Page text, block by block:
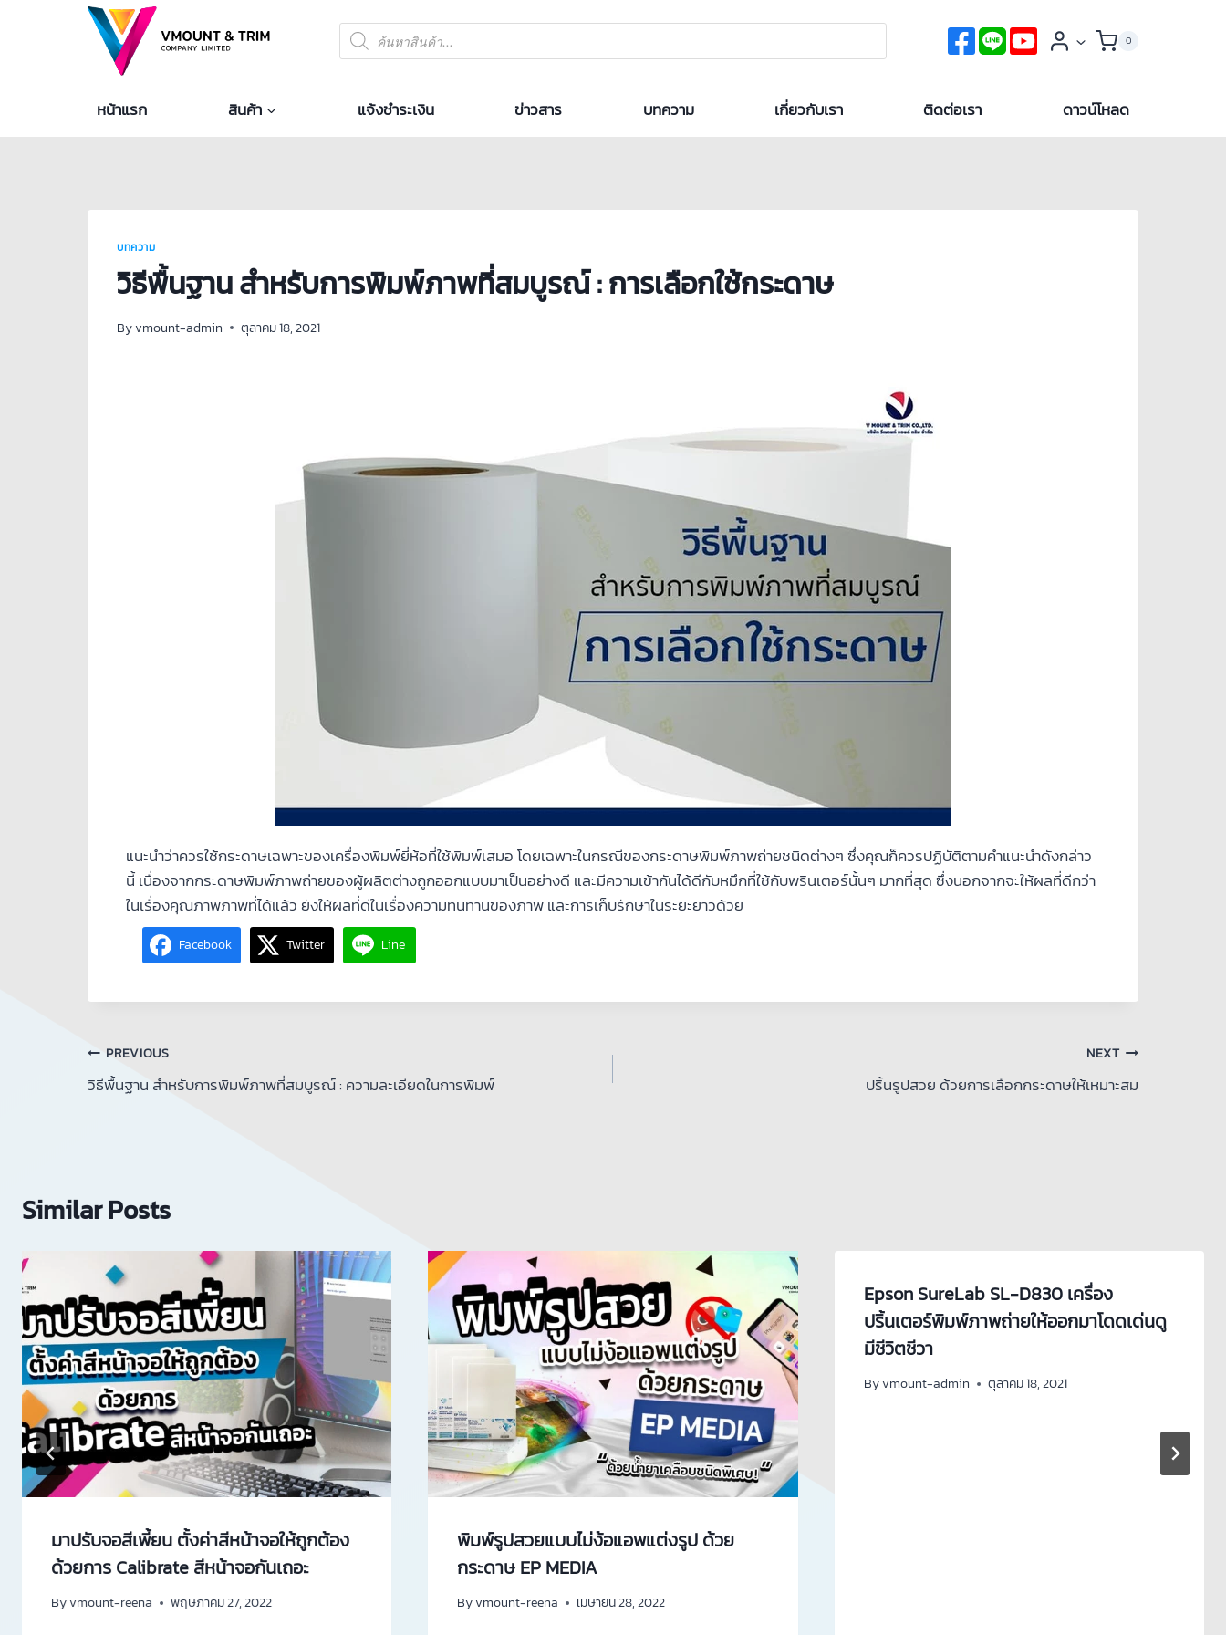
0
หน้าแรก สินค้า แจ้งชำระเงิน ข่าวสาร บทความ เกี่ยวกับเรา ติดต่อเรา ดาวน์โหลด
บทความ
วิธีพื้นฐาน สำหรับการพิมพ์ภาพที่สมบูรณ์ : การเลือกใช้กระดาษ
Byvmount-admin ตุลาคม 18, 2021
แนะนำว่าควรใช้กระดาษเฉพาะของเครื่องพิมพ์ยี่ห้อที่ใช้พิมพ์เสมอ โดยเฉพาะในกรณีของกระดาษพิมพ์ภาพถ่ายชนิดต่างๆ ซึ่งคุณก็ควรปฏิบัติตามคำแนะนำดังกล่าว
นี้ เนื่องจากกระดาษพิมพ์ภาพถ่ายของผู้ผลิตต่างถูกออกแบบมาเป็นอย่างดี และมีความเข้ากันได้ดีกับหมึกที่ใช้กับพรินเตอร์นั้นๆ มากที่สุด ซึ่งนอกจากจะให้ผลที่ดีกว่า
ในเรื่องคุณภาพภาพที่ได้แล้ว ยังให้ผลที่ดีในเรื่องความทนทานของภาพ และการเก็บรักษาในระยะยาวด้วย
Facebook Twitter Line
PREVIOUS
วิธีพื้นฐาน สำหรับการพิมพ์ภาพที่สมบูรณ์ : ความละเอียดในการพิมพ์
NEXT
ปริ้นรูปสวย ด้วยการเลือกกระดาษให้เหมาะสม
Similar Posts
มาปรับจอสีเพี้ยน ตั้งค่าสีหน้าจอให้ถูกต้อง
ด้วยการ Calibrate สีหน้าจอกันเถอะ
Byvmount-reena พฤษภาคม 27, 2022
พิมพ์รูปสวยแบบไม่ง้อแอพแต่งรูป ด้วย
กระดาษ EP MEDIA
Byvmount-reena เมษายน 28, 2022
Epson SureLab SL-D830 เครื่อง
ปริ้นเตอร์พิมพ์ภาพถ่ายให้ออกมาโดดเด่นดู
มีชีวิตชีวา
Byvmount-admin ตุลาคม 18, 2021